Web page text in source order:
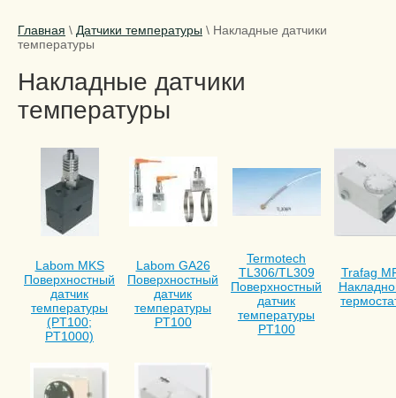
Главная \ Датчики температуры \ Накладные датчики
температуры
Накладные датчики
температуры
Labom MKS
Поверхностный
датчик
температуры
(PT100;
PT1000)
Labom GA26
Поверхностный
датчик
температуры
PT100
Termotech
TL306/TL309
Поверхностный
датчик
температуры
PT100
Trafag